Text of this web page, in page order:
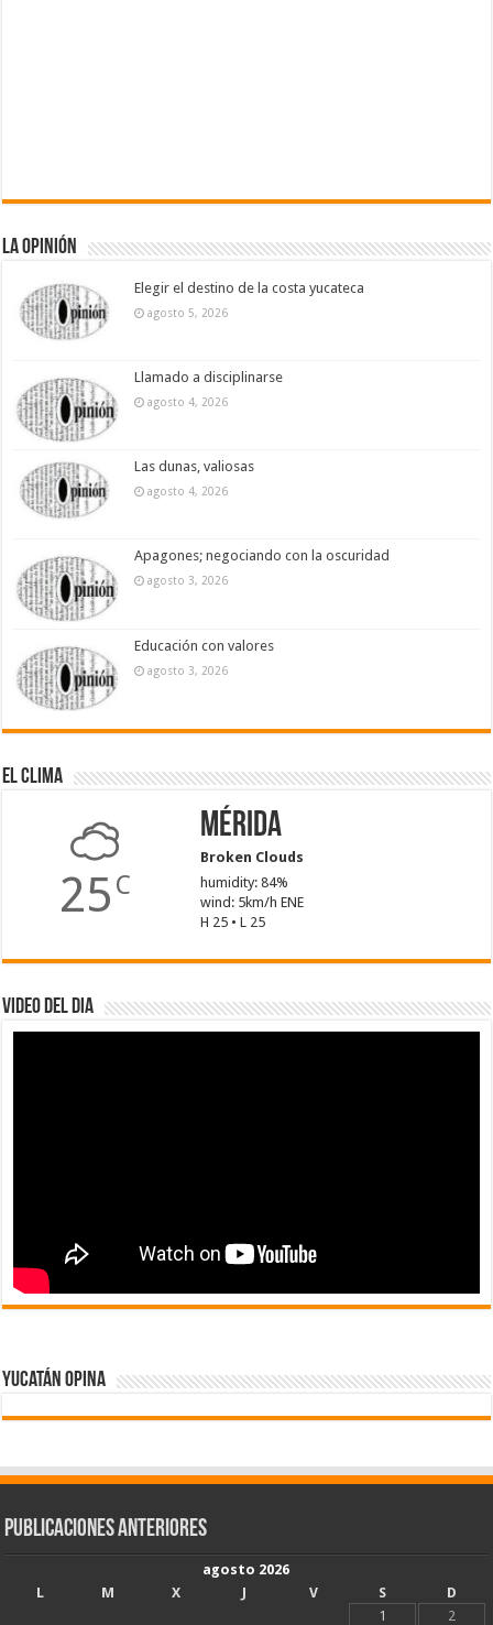
La Opinión
Elegir el destino de la costa yucateca
agosto 5, 2026
Llamado a disciplinarse
agosto 4, 2026
Las dunas, valiosas
agosto 4, 2026
Apagones; negociando con la oscuridad
agosto 3, 2026
Educación con valores
agosto 3, 2026
El Clima
25 C
Mérida
Broken Clouds
humidity: 84%
wind: 5km/h ENE
H 25 • L 25
Video del dia
Yucatán Opina
Publicaciones Anteriores
agosto 2026
L
M X J V S
D
1
2